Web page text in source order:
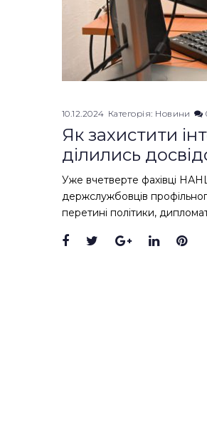
10.12.2024 Категорія: Новини
Як захистити
ділились
Уже вчетверте фахівці
держслужбовців
перетині політики,
Facebook
TwitterGoogle+
LinkedIn